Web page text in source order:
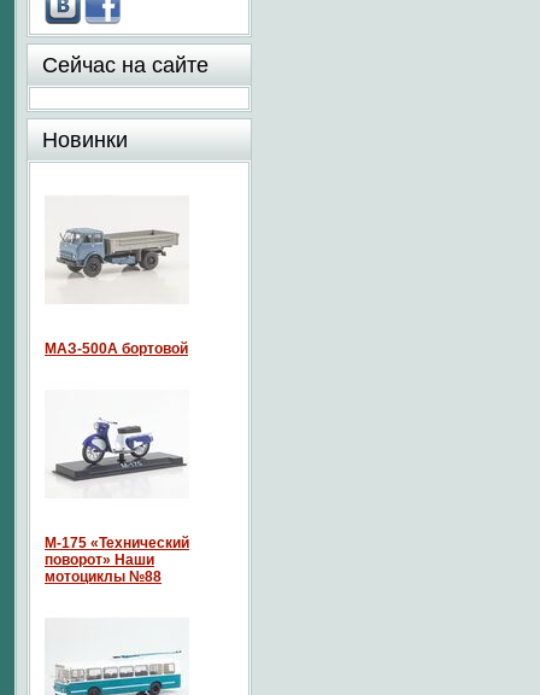
Сейчас на сайте
Новинки
МАЗ-500А бортовой
М-175 «Технический
поворот» Наши
мотоциклы №88